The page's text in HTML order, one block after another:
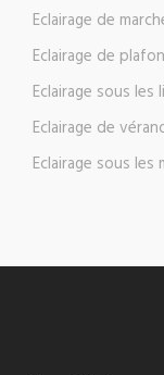
Eclairage de
Eclairage de
Eclairage sous
Eclairage de
Eclairage sous